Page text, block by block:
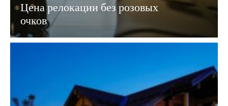
Цена релокации без розовых
очков